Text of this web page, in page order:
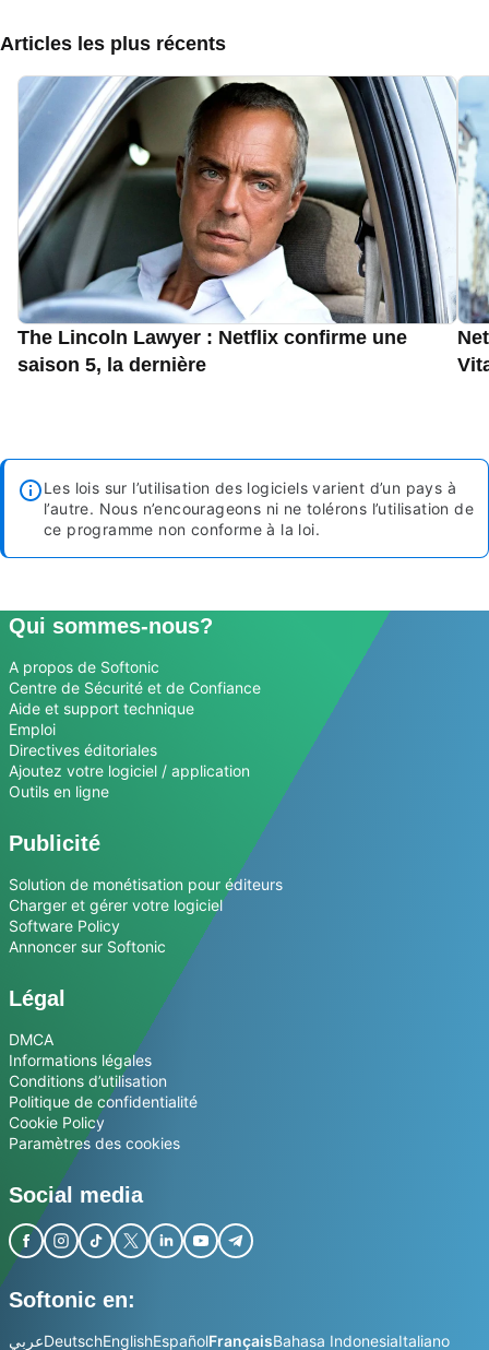
Articles les plus récents
The Lincoln Lawyer : Netflix confirme une
saison 5, la dernière
Les lois sur l’utilisation des logiciels varient d’un pays à
l’autre. Nous n’encourageons ni ne tolérons l’utilisation de
ce programme non conforme à la loi.
Qui sommes-nous?
A propos de Softonic
Centre de Sécurité et de Confiance
Aide et support technique
Emploi
Directives éditoriales
Ajoutez votre logiciel / application
Outils en ligne
Publicité
Solution de monétisation pour éditeurs
Charger et gérer votre logiciel
Software Policy
Annoncer sur Softonic
Légal
DMCA
Informations légales
Conditions d’utilisation
Politique de confidentialité
Cookie Policy
Paramètres des cookies
Social media
Softonic en:
عربيDeutschEnglishEspañolFrançaisBahasa IndonesiaItaliano